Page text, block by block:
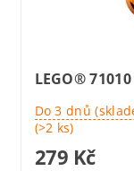
LEGO®
Do 3 dnů
(>2 ks)
279 Kč